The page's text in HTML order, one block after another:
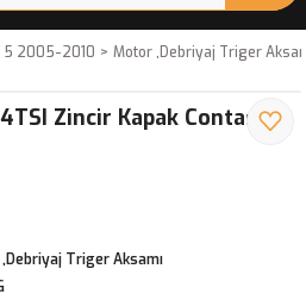
5 2005-2010 Motor ,Debriyaj Triger
Zincir Kapak Contası
Triger Aksamı